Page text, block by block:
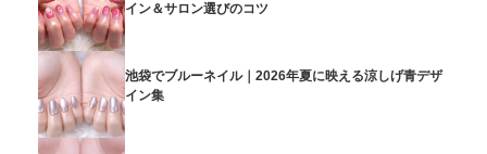
イン＆サロン選びのコツ
池袋でブルーネイル｜2026年夏に映える涼しげ青デザ
イン集